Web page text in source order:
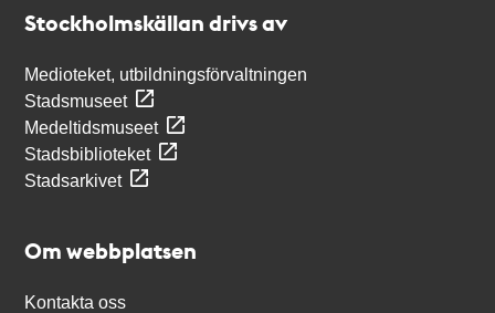
Stockholmskällan drivs av
Medioteket, utbildningsförvaltningen
Stadsmuseet
Medeltidsmuseet
Stadsbiblioteket
Stadsarkivet
Om webbplatsen
Kontakta oss